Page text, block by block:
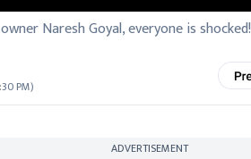
Naresh Goyal, everyone is shocked!
PM)
ADVERTISEMENT